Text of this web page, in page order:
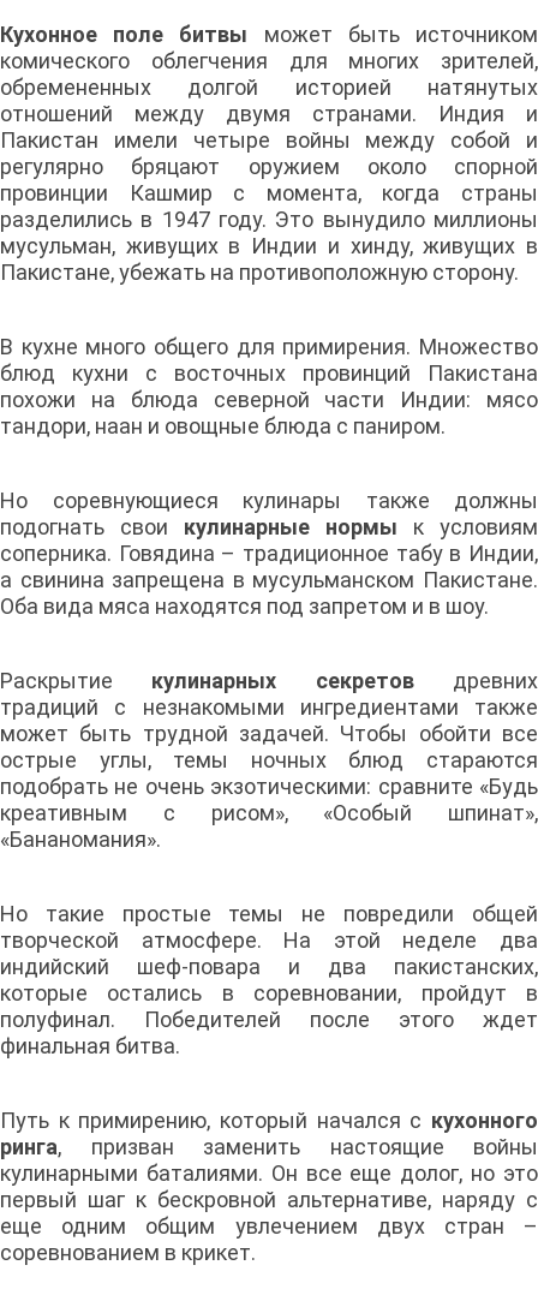
Кухонное поле битвы может быть источником
комического облегчения для многих зрителей,
обремененных долгой историей натянутых
отношений между двумя странами. Индия и
Пакистан имели четыре войны между собой и
регулярно бряцают оружием около спорной
провинции Кашмир с момента, когда страны
разделились в 1947 году. Это вынудило миллионы
мусульман, живущих в Индии и хинду, живущих в
Пакистане, убежать на противоположную сторону.
В кухне много общего для примирения. Множество
блюд кухни с восточных провинций Пакистана
похожи на блюда северной части Индии: мясо
тандори, наан и овощные блюда с паниром.
Но соревнующиеся кулинары также должны
подогнать свои кулинарные нормы к условиям
соперника. Говядина – традиционное табу в Индии,
а свинина запрещена в мусульманском Пакистане.
Оба вида мяса находятся под запретом и в шоу.
Раскрытие кулинарных секретовдревних
традиций с незнакомыми ингредиентами также
может быть трудной задачей. Чтобы обойти все
острые углы, темы ночных блюд стараются
подобрать не очень экзотическими: сравните «Будь
креативным с рисом», «Особый шпинат»,
«Бананомания».
Но такие простые темы не повредили общей
творческой атмосфере. На этой неделе два
индийский шеф-повара и два пакистанских,
которые остались в соревновании, пройдут в
полуфинал. Победителей после этого ждет
финальная битва.
Путь к примирению, который начался с кухонного
ринга, призван заменить настоящие войны
кулинарными баталиями. Он все еще долог, но это
первый шаг к бескровной альтернативе, наряду с
еще одним общим увлечением двух стран –
соревнованием в крикет.